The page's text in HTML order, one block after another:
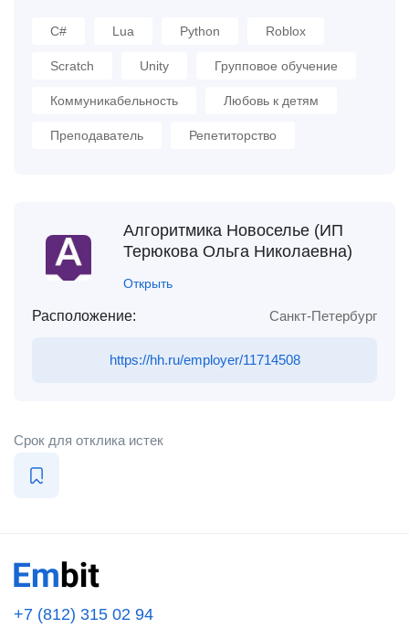
C# Lua Python Roblox
Scratch Unity Групповое обучение
Коммуникабельность Любовь к детям
Преподаватель Репетиторство
Алгоритмика Новоселье (ИП
Терюкова Ольга Николаевна)
Открыть
Расположение: Санкт-Петербург
https://hh.ru/employer/11714508
Срок для отклика истек
+7 (812) 315 02 94